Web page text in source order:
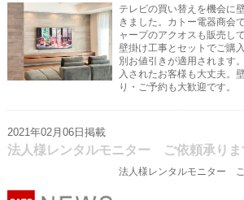
テレビの買い替えを機会に
きました。カトー電器商会
ャープのアクオスも販売し
壁掛け工事とセットでご購
別お値引きが適用されます
入されたお客様も大丈夫。
り・ご予約も大歓迎です。
2021年02月06日掲載
法人様レンタルモニター ご依頼承りま
法人様レンタルモニター ご